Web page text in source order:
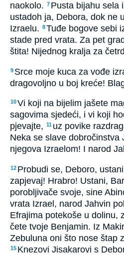
naokolo. 7 Pusta bijahu sela
ustadoh ja, Debora, dok ne
Izraelu. 8Tuđe bogove sebi
stade pred vrata. Za pet
štita! Nijednog kralja za
9 Srce moje kuca za vođe
dragovoljno u boj kreće!
10Vi koji na bijelim jašete
sagovima sjedeći, i vi koji
pjevajte, 11 uz povike
Neka se slave dobročinstva
njegova Izraelom! I narod
12 Probudi se, Deboro,
zapjevaj! Hrabro! Ustani,
porobljivače svoje, sine
vrata Izrael, narod Jahvin
Efrajima potekoše u dolinu,
čete tvoje Benjamin. Iz
Zebuluna oni što nose štap
15 Knezovi Jisakarovi s